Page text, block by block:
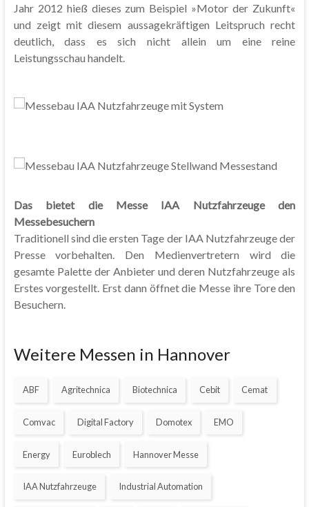
Jahr 2012 hieß dieses zum Beispiel »Motor der Zukunft«
und zeigt mit diesem aussagekräftigen Leitspruch recht
deutlich, dass es sich nicht allein um eine reine
Leistungsschau handelt.
Das bietet die Messe IAA Nutzfahrzeuge den
Messebesuchern
Traditionell sind die ersten Tage der IAA Nutzfahrzeuge der
Presse vorbehalten. Den Medienvertretern wird die
gesamte Palette der Anbieter und deren Nutzfahrzeuge als
Erstes vorgestellt. Erst dann öffnet die Messe ihre Tore den
Besuchern.
Weitere Messen in Hannover
ABF Agritechnica Biotechnica Cebit Cemat
Comvac Digital Factory Domotex EMO
Energy Euroblech Hannover Messe
IAA Nutzfahrzeuge Industrial Automation